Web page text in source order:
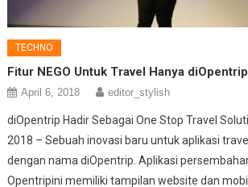
TECHNO
Fitur NEGO Untuk Travel Hanya
April 6, 2018 editor_stylish
diOpentrip Hadir Sebagai One Stop Travel
2018 – Sebuah inovasi baru untuk aplikasi
dengan nama diOpentrip. Aplikasi
Opentripini memiliki tampilan website dan